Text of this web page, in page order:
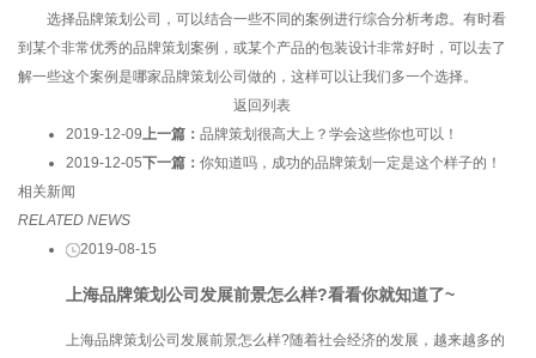
选择品牌策划公司，可以结合一些不同的案例进行综合分析考虑。有时看
到某个非常优秀的品牌策划案例，或某个产品的包装设计非常好时，可以去了
解一些这个案例是哪家品牌策划公司做的，这样可以让我们多一个选择。
返回列表
2019-12-09上一篇： 品牌策划很高大上？学会这些你也可以！
2019-12-05下一篇： 你知道吗，成功的品牌策划一定是这个样子的！
相关新闻
RELATED NEWS
2019-08-15
上海品牌策划公司发展前景怎么样?看看你就知道了~
上海品牌策划公司发展前景怎么样?随着社会经济的发展，越来越多的